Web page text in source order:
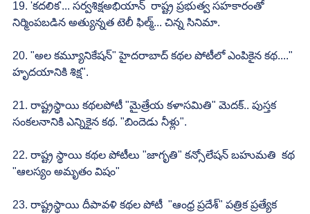
19. 'కదలిక'... సర్వశిక్షఅభియాన్  రాష్ట్ర ప్రభుత్వ సహకారంతో
నిర్మింపబడిన అత్యున్నత టెలీ ఫిల్మ్... చిన్న సినిమా.
20. "అల కమ్యూనికేషన్" హైదరాబాద్ కథల పోటీలో ఎంపికైన కథ...."
హృదయానికి శిక్ష".
21. రాష్ట్రస్థాయి కథలపోటీ "మైత్రేయ కళాసమితి" మెదక్.. పుస్తక
సంకలనానికి ఎన్నికైన కథ. "బిందెడు నీళ్లు".
22. రాష్ట్ర స్థాయి కథల పోటీలు "జాగృతి" కన్సోలేషన్ బహుమతి  కథ
"ఆలస్యం అమృతం విషం"
23. రాష్ట్రస్థాయి దీపావళి కథల పోటీ  "ఆంధ్ర ప్రదేశ్" పత్రిక ప్రత్యేక